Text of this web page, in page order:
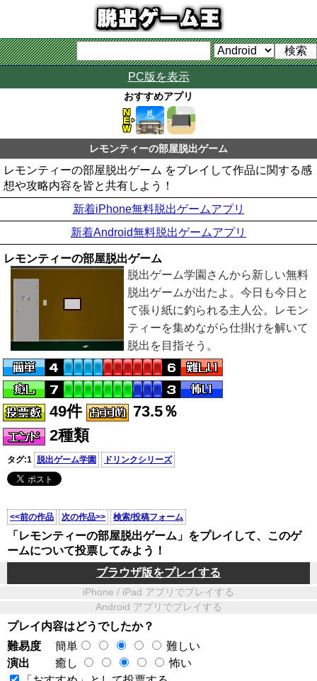
PC版を表示
おすすめアプリ
レモンティーの部屋脱出ゲーム
レモンティーの部屋脱出ゲーム をプレイして作品に関する感
想や攻略内容を皆と共有しよう！
新着iPhone無料脱出ゲームアプリ
新着Android無料脱出ゲームアプリ
レモンティーの部屋脱出ゲーム
脱出ゲーム学園さんから新しい無料
脱出ゲームが出たよ。今日も今日と
て張り紙に釣られる主人公。レモン
ティーを集めながら仕掛けを解いて
脱出を目指そう。
49件
73.5％
2種類
タグ:1 脱出ゲーム学園 ドリンクシリーズ
<<前の作品 次の作品>> 検索/投稿フォーム
「レモンティーの部屋脱出ゲーム」をプレイして、このゲ
ームについて投票してみよう！
ブラウザ版をプレイする
iPhone / iPad アプリでプレイする
Android アプリでプレイする
プレイ内容はどうでしたか？
難易度
簡単
難しい
演出
癒し
怖い